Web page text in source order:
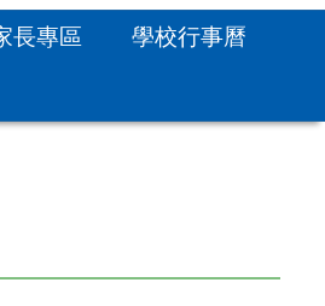
長專區
學校行事曆